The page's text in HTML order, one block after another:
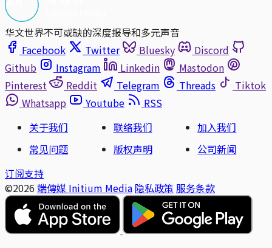
华文世界不可或缺的深度报导和多元声音
Facebook
Twitter Bluesky
Discord
Github
Instagram Linkedin
Mastodon
Pinterest
Reddit Telegram Threads
Tiktok
Whatsapp
Youtube
RSS
关于我们
联络我们
加入我们
常见问题
版权声明
公司新闻
订阅支持
©2026 端傳媒 Initium Media 隐私政策 服务条款